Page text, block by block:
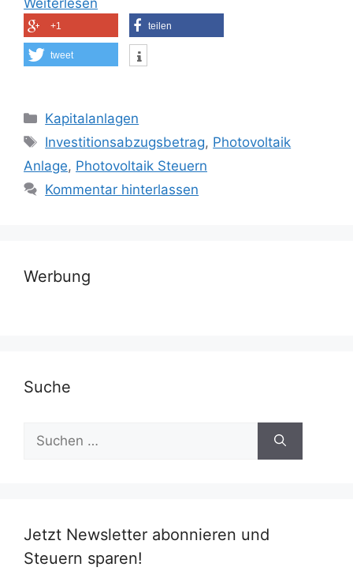
Weiterlesen
+1 teilen
tweet
Kategorien
Kapitalanlagen
Schlagwörter
Investitionsabzugsbetrag, Photovoltaik
Anlage, Photovoltaik Steuern
Kommentar hinterlassen
Werbung
Suche
Suchen
nach:
Jetzt Newsletter abonnieren und
Steuern sparen!